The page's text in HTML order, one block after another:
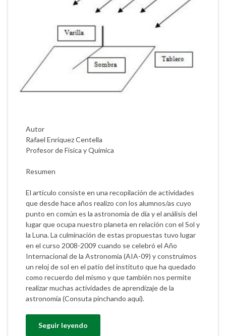
Autor
Rafael Enríquez Centella
Profesor de Física y Química
Resumen
El artículo consiste en una recopilación de actividades
que desde hace años realizo con los alumnos/as cuyo
punto en común es la astronomía de día y el análisis del
lugar que ocupa nuestro planeta en relación con el Sol y
la Luna. La culminación de estas propuestas tuvo lugar
en el curso 2008-2009 cuando se celebró el Año
Internacional de la Astronomía (AIA-09) y construimos
un reloj de sol en el patio del instituto que ha quedado
como recuerdo del mismo y que también nos permite
realizar muchas actividades de aprendizaje de la
astronomía (Consuta pinchando aquí).
Seguir leyendo